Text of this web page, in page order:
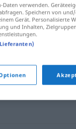
aus
der
Daten verwenden.
Speichern von
Gerät. Personalisierte
und Inhalten,